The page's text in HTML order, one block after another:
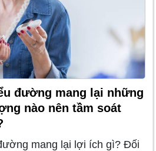
đường mang lại những
nào nên tầm soát
mang lại lợi ích gì? Đối